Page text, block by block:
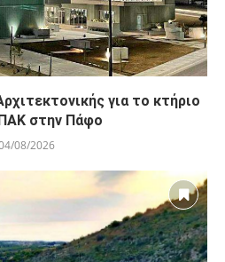
για το κτήριο
στην Πάφο